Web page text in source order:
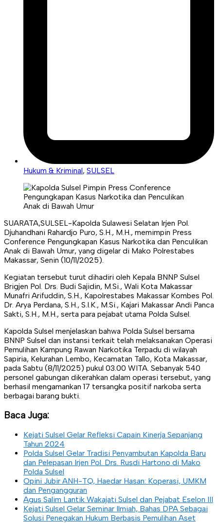
Hukum & Kriminal, SULSEL
SUARATA,SULSEL-Kapolda Sulawesi Selatan Irjen Pol.
Djuhandhani Rahardjo Puro, S.H., M.H., memimpin Press
Conference Pengungkapan Kasus Narkotika dan Penculikan
Anak di Bawah Umur, yang digelar di Mako Polrestabes
Makassar, Senin (10/11/2025).
Kegiatan tersebut turut dihadiri oleh Kepala BNNP Sulsel
Brigjen Pol. Drs. Budi Sajidin, M.Si., Wali Kota Makassar
Munafri Arifuddin, S.H., Kapolrestabes Makassar Kombes Pol.
Dr. Arya Perdana, S.H., S.I.K., M.Si., Kajari Makassar Andi Panca
Sakti, S.H., M.H., serta para pejabat utama Polda Sulsel.
Kapolda Sulsel menjelaskan bahwa Polda Sulsel bersama
BNNP Sulsel dan instansi terkait telah melaksanakan Operasi
Pemulihan Kampung Rawan Narkotika Terpadu di wilayah
Sapiria, Kelurahan Lembo, Kecamatan Tallo, Kota Makassar,
pada Sabtu (8/11/2025) pukul 03.00 WITA. Sebanyak 540
personel gabungan dikerahkan dalam operasi tersebut, yang
berhasil mengamankan 17 tersangka positif narkoba serta
berbagai barang bukti.
Baca Juga:
Kejati Sulsel Gelar Refleksi Capain Kinerja Sepanjang
Tahun 2024
Polda Sulsel Gelar Tradisi Penyambutan Kapolda Baru
dan Pelepasan Irjen Pol. Drs. Rusdi Hartono di Mako
Polda Sulsel
Opini Jubir ANH-TQ, Haedar Hasan: Koperasi, UMKM
dan Pengangguran
Agus Salim Lantik Wakajati Sulsel dan Pejabat Eselon III
Kejati Sulsel Gelar Seminar Ilmiah, Bahas DPA Sebagai
Solusi Penegakan Hukum Berbasis Pemulihan Aset